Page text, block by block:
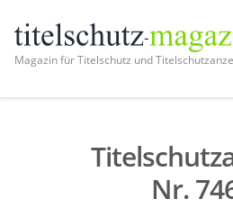
Magazin für Titelschutz und
Nr.